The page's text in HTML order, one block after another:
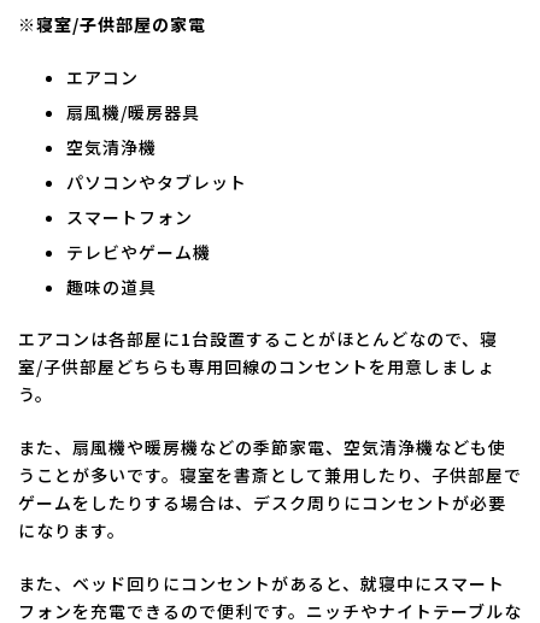
※寝室/子供部屋の家電
エアコン
扇風機/暖房器具
空気清浄機
パソコンやタブレット
スマートフォン
テレビやゲーム機
趣味の道具
エアコンは各部屋に1台設置することがほとんどなので、寝
室/子供部屋どちらも専用回線のコンセントを用意しましょ
う。
また、扇風機や暖房機などの季節家電、空気清浄機なども使
うことが多いです。寝室を書斎として兼用したり、子供部屋で
ゲームをしたりする場合は、デスク周りにコンセントが必要
になります。
また、ベッド回りにコンセントがあると、就寝中にスマート
フォンを充電できるので便利です。ニッチやナイトテーブルな